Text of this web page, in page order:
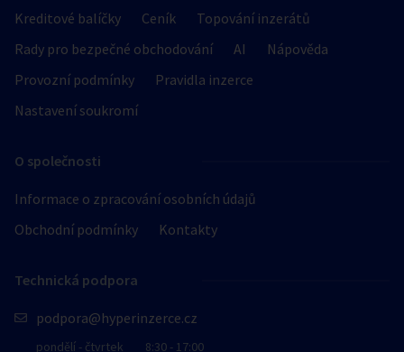
Kreditové balíčky Ceník
Topování inzerátů
Rady pro bezpečné obchodování
AI
Nápověda
Provozní podmínky
Pravidla inzerce
Nastavení soukromí
O společnosti
Informace o zpracování osobních údajů
Obchodní podmínky
Kontakty
Technická podpora
podpora@hyperinzerce.cz
pondělí - čtvrtek 8:30 - 17:00